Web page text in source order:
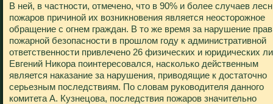
В ней, в частности, отмечено, что в 90% и более случаев
пожаров причиной их возникновения является неосторожное
обращение с огнем граждан. В то же время за нарушение
пожарной безопасности в прошлом году к административной
ответственности привлечено 26 физических и юридических
Евгений Никора поинтересовался, насколько действенным
является наказание за нарушения, приводящие к достаточно
серьезным последствиям. По словам руководителя данного
комитета А. Кузнецова, последствия пожаров значительно